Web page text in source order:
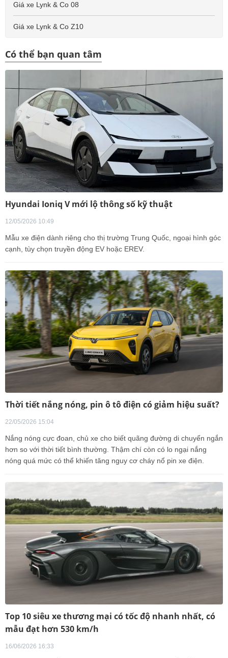
Giá xe Lynk & Co 08
Giá xe Lynk & Co Z10
Có thể bạn quan tâm
Hyundai Ioniq V mới lộ thông số kỹ thuật
12/05/2026 10:49
Mẫu xe điện dành riêng cho thị trường Trung Quốc, ngoại hình góc
cạnh, tùy chọn truyền động EV hoặc EREV.
Thời tiết nắng nóng, pin ô tô điện có giảm hiệu suất?
22/05/2026 15:04
Nắng nóng cực đoan, chủ xe cho biết quãng đường di chuyển ngắn
hơn so với thời tiết bình thường. Thậm chí còn có lo ngại nắng
nóng quá mức có thể khiến tăng nguy cơ cháy nổ pin xe điện.
Top 10 siêu xe thương mại có tốc độ nhanh nhất, có
mẫu đạt hơn 530 km/h
16/06/2026 16:33